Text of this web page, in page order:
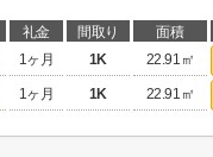
礼金 間取り 面積
1ヶ月 1K 22.91㎡
1ヶ月 1K 22.91㎡